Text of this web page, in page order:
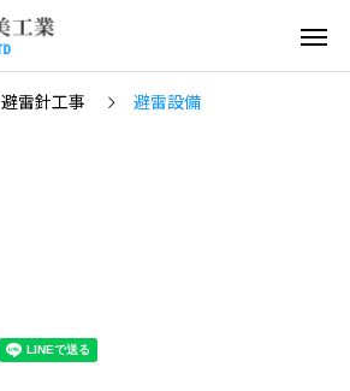
避雷針工事 避雷設備